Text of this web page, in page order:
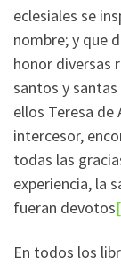
eclesiales se
nombre; y que
honor diversas
santos y
ellos Teresa
intercesor,
todas las
experiencia, la
fueran devotos
En todos los